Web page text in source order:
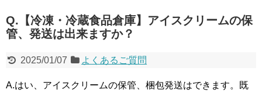
Q.【冷凍・冷蔵食品倉庫】アイスクリームの保
管、発送は出来ますか？
2025/01/07 よくあるご質問
A.はい、アイスクリームの保管、梱包発送はできます。既